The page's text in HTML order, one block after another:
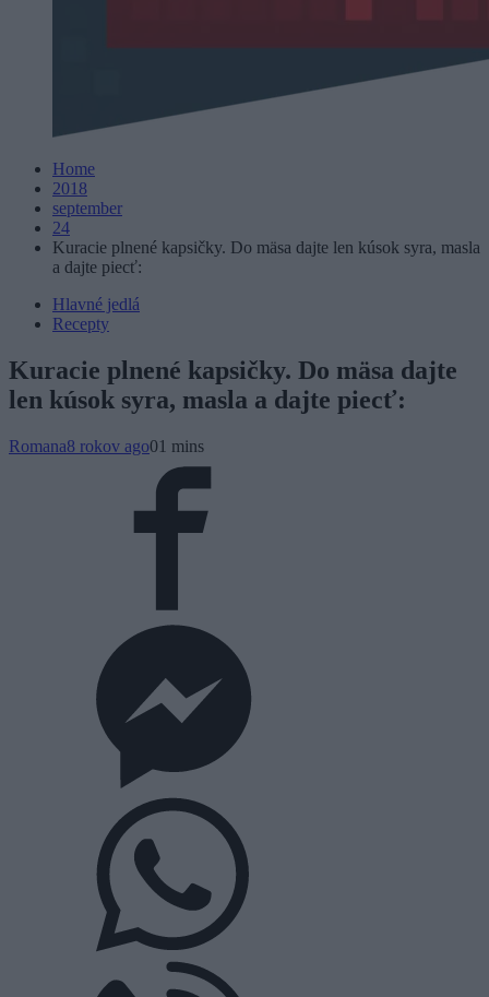
Home
2018
september
24
Kuracie plnené kapsičky. Do mäsa dajte len kúsok syra, masla
a dajte piecť:
Hlavné jedlá
Recepty
Kuracie plnené kapsičky. Do mäsa dajte
len kúsok syra, masla a dajte piecť:
Romana8 rokov ago01 mins